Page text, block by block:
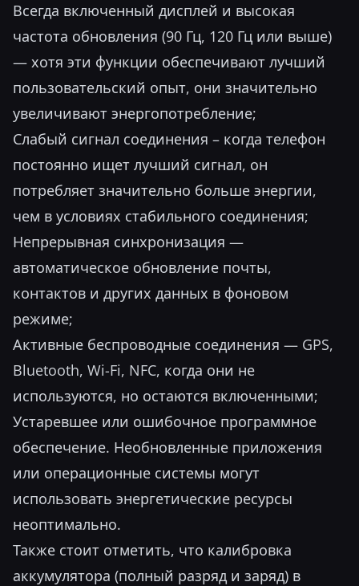
Всегда включенный дисплей и высокая
частота обновления (90 Гц, 120 Гц или выше)
— хотя эти функции обеспечивают лучший
пользовательский опыт, они значительно
увеличивают энергопотребление;
Слабый сигнал соединения – когда телефон
постоянно ищет лучший сигнал, он
потребляет значительно больше энергии,
чем в условиях стабильного соединения;
Непрерывная синхронизация —
автоматическое обновление почты,
контактов и других данных в фоновом
режиме;
Активные беспроводные соединения — GPS,
Bluetooth, Wi-Fi, NFC, когда они не
используются, но остаются включенными;
Устаревшее или ошибочное программное
обеспечение. Необновленные приложения
или операционные системы могут
использовать энергетические ресурсы
неоптимально.
Также стоит отметить, что калибровка
аккумулятора (полный разряд и заряд) в